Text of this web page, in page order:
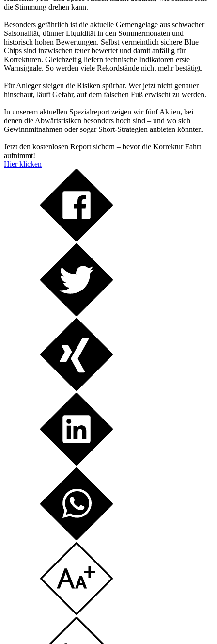
die Stimmung drehen kann.
Besonders gefährlich ist die aktuelle Gemengelage aus schwacher
Saisonalität, dünner Liquidität in den Sommermonaten und
historisch hohen Bewertungen. Selbst vermeintlich sichere Blue
Chips sind inzwischen teuer bewertet und damit anfällig für
Korrekturen. Gleichzeitig liefern technische Indikatoren erste
Warnsignale. So werden viele Rekordstände nicht mehr bestätigt.
Für Anleger steigen die Risiken spürbar. Wer jetzt nicht genauer
hinschaut, läuft Gefahr, auf dem falschen Fuß erwischt zu werden.
In unserem aktuellen Spezialreport zeigen wir fünf Aktien, bei
denen die Abwärtsrisiken besonders hoch sind – und wo sich
Gewinnmitnahmen oder sogar Short-Strategien anbieten könnten.
Jetzt den kostenlosen Report sichern – bevor die Korrektur Fahrt
aufnimmt!
Hier klicken